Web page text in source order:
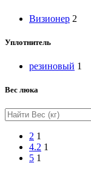
Визионер 2
Уплотнитель
резиновый 1
Вес люка
2 1
4.2 1
5 1